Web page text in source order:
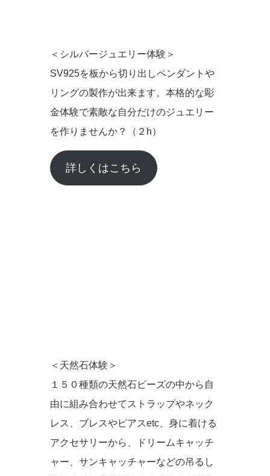
＜シルバージュエリー体験＞
SV925を板から切り出しペンダントや
リングの製作が出来ます。本格的な彫
金体験で素敵な自分だけのジュエリー
を作りませんか？（２h）
詳しくはこちら
＜天然石体験＞
１５０種類の天然石ビーズの中から自
由に組み合わせてストラップやネック
レス、ブレスやピアスetc、身に着ける
アクセサリーから、ドリームキャッチ
ャー、サンキャッチャーなどの吊るし